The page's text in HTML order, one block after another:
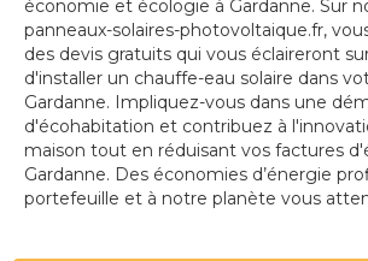
économie et écologie à Gardanne. Sur
panneaux-solaires-photovoltaique.fr,
des devis gratuits qui vous éclaireront
d'installer un chauffe-eau solaire dans
Gardanne. Impliquez-vous dans une
d'écohabitation et contribuez à
maison tout en réduisant vos factures
Gardanne. Des économies d’énergie
portefeuille et à notre planète vous